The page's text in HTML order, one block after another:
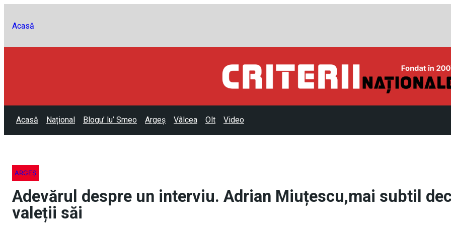
Acasă
Acasă Național Blogu’ lu’ Smeo Argeș Vâlcea Olt Video
ARGEȘ
Adevărul despre un interviu. Adrian Miuțescu,mai subtil
valeții săi